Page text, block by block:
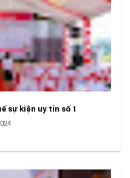
sự kiện uy tín số 1